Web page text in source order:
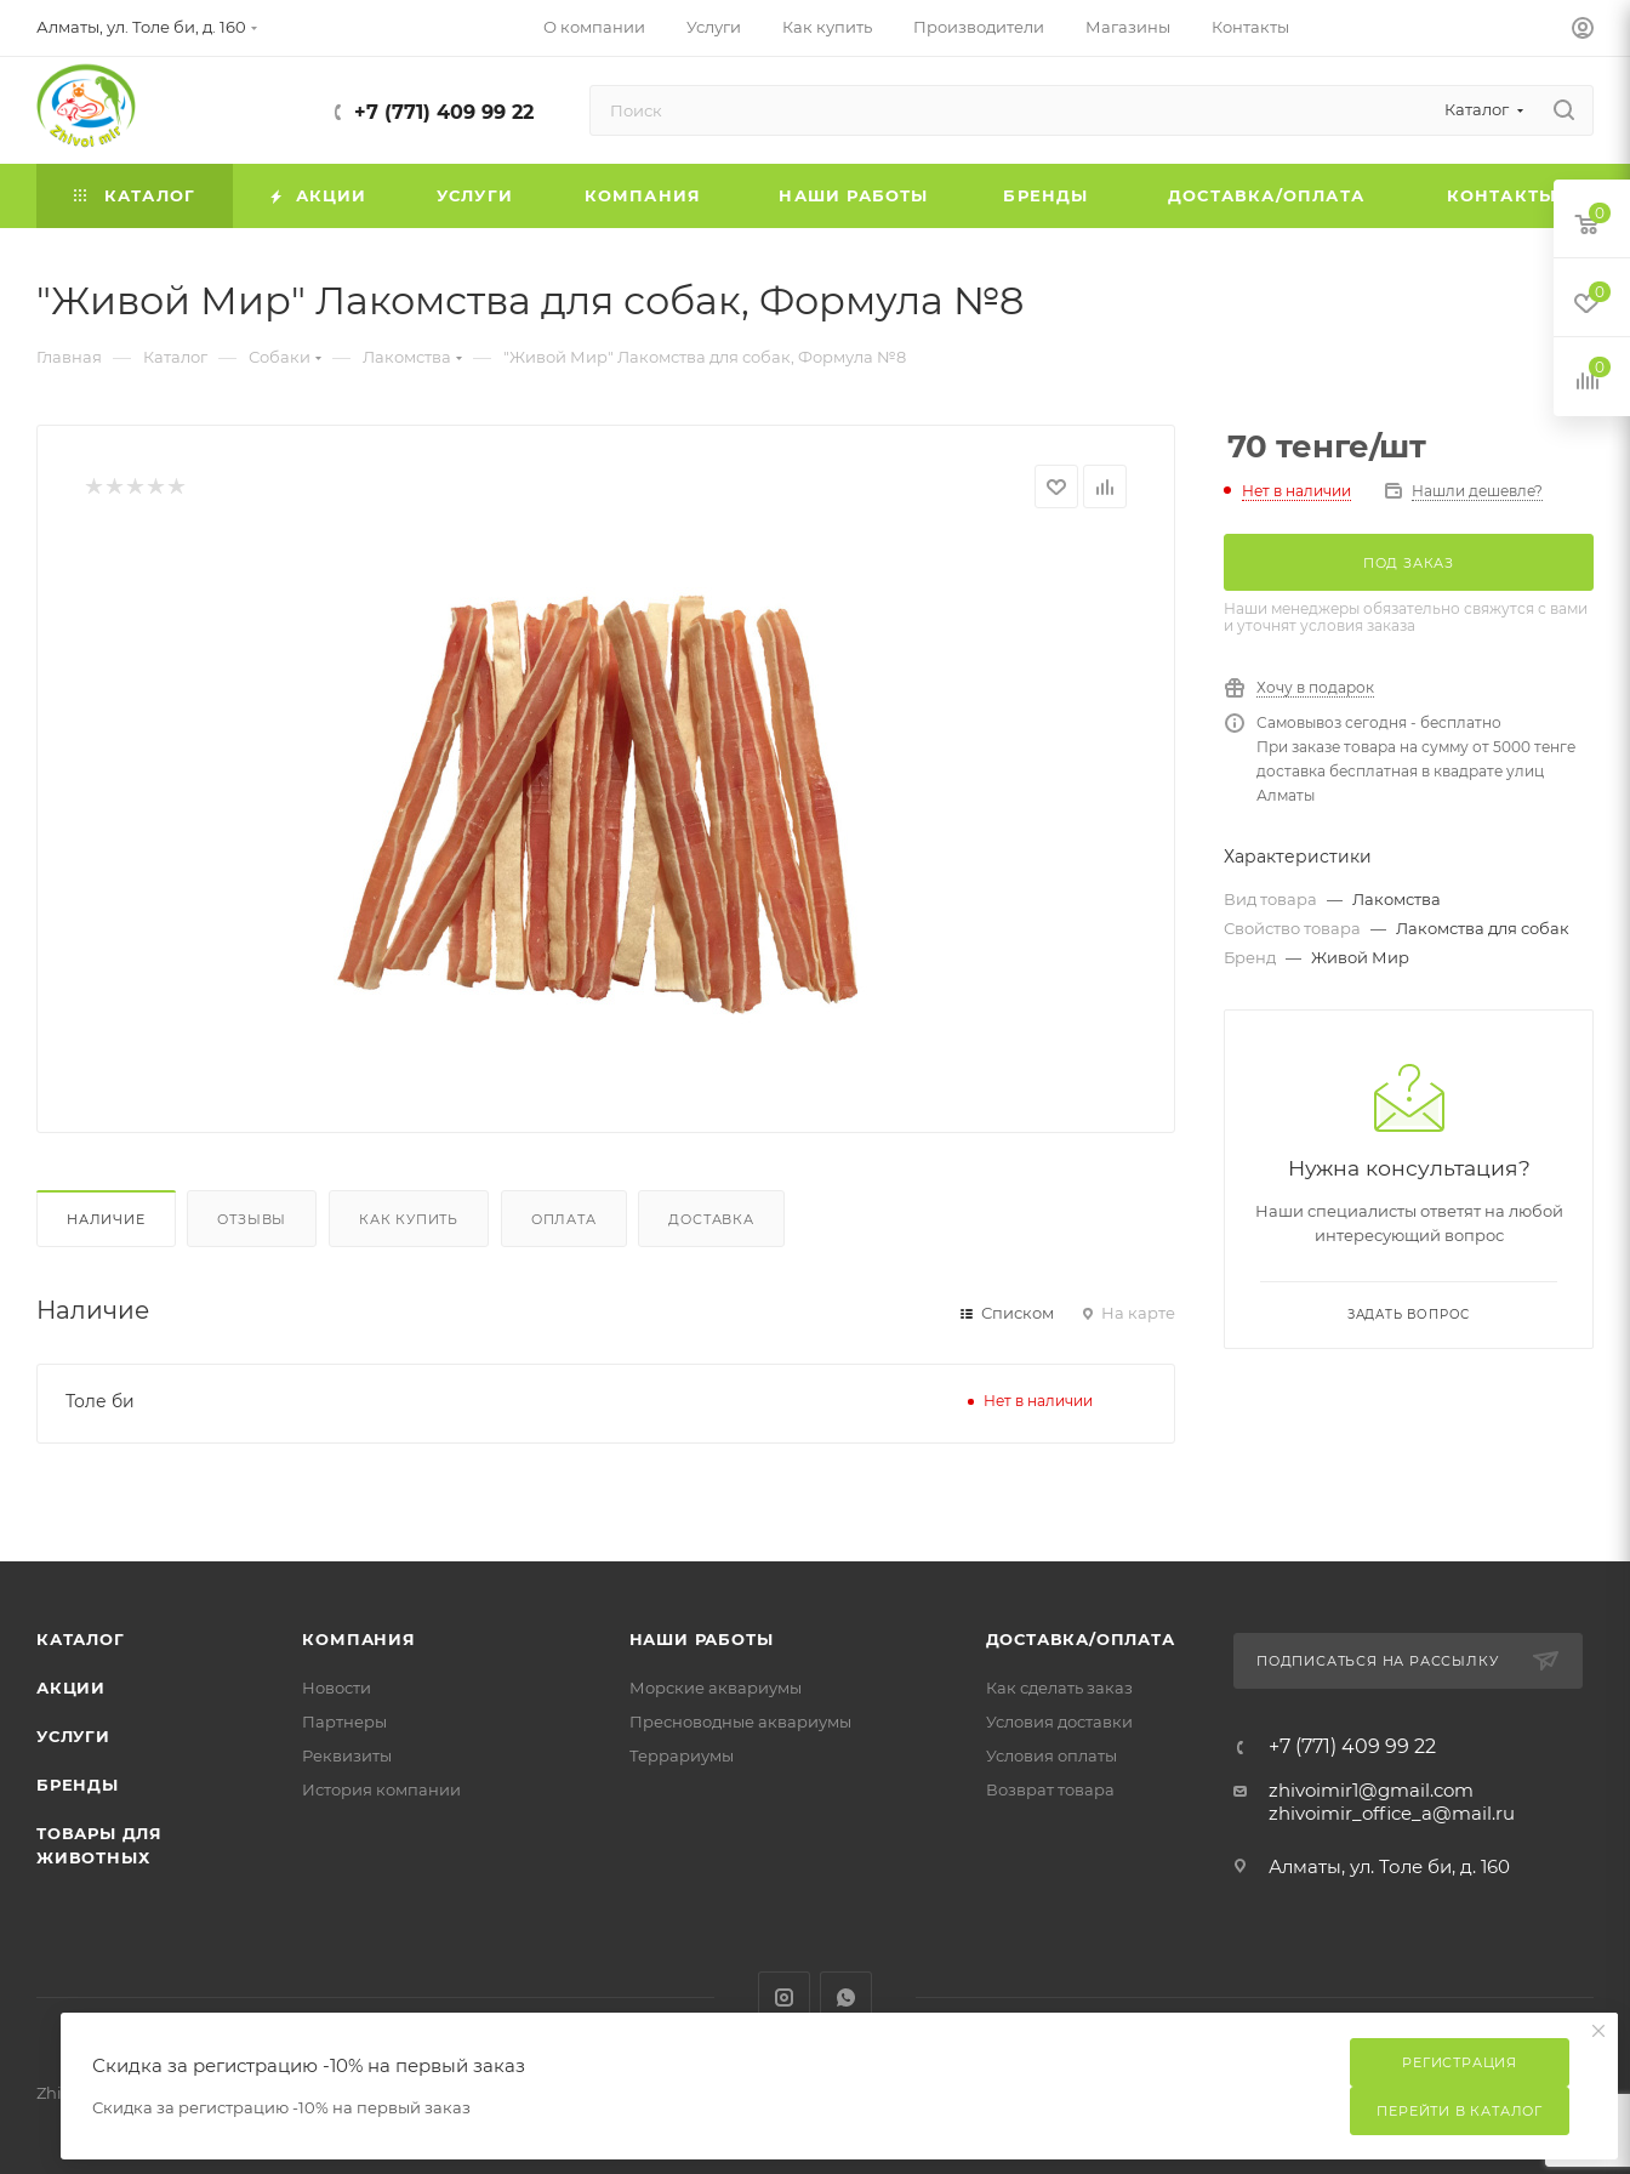
Алматы, ул. Толе би, д. 160 О компании Услуги Как купить Производители Магазины Контакты
+7 (771) 409 99 22 Каталог
КАТАЛОГ АКЦИИ УСЛУГИ КОМПАНИЯ НАШИ РАБОТЫ БРЕНДЫ ДОСТАВКА/ОПЛАТА КОНТАКТЫ
"Живой Мир" Лакомства для собак, Формула №8
Главная — Каталог — Собаки — Лакомства — "Живой Мир" Лакомства для собак, Формула №8
НАЛИЧИЕ ОТЗЫВЫ КАК КУПИТЬ ОПЛАТА ДОСТАВКА
Наличие Списком На карте
Толе би Нет в наличии
70 тенге/шт
Нет в наличии Нашли дешевле?
ПОД ЗАКАЗ
Наши менеджеры обязательно свяжутся с вами
и уточнят условия заказа
Хочу в подарок
Самовывоз сегодня - бесплатно
При заказе товара на сумму от 5000 тенге
доставка бесплатная в квадрате улиц
Алматы
Характеристики
Вид товара — Лакомства
Свойство товара — Лакомства для собак
Бренд — Живой Мир
Нужна консультация?
Наши специалисты ответят на любой
интересующий вопрос
ЗАДАТЬ ВОПРОС
КАТАЛОГ
АКЦИИ
УСЛУГИ
БРЕНДЫ
ТОВАРЫ ДЛЯ
ЖИВОТНЫХ
КОМПАНИЯ
Новости
Партнеры
Реквизиты
История компании
НАШИ РАБОТЫ
Морские аквариумы
Пресноводные аквариумы
Террариумы
ДОСТАВКА/ОПЛАТА
Как сделать заказ
Условия доставки
Условия оплаты
Возврат товара
ПОДПИСАТЬСЯ НА РАССЫЛКУ
+7 (771) 409 99 22
zhivoimir1@gmail.com
zhivoimir_office_a@mail.ru
Алматы, ул. Толе би, д. 160
Zhivoimir.kz 2026 © – Интернет-зоомагазин для питомцев и животных с доставкой товаров по Алматы и Казахстану
0
0
0
Скидка за регистрацию -10% на первый заказ
Скидка за регистрацию -10% на первый заказ
РЕГИСТРАЦИЯ
ПЕРЕЙТИ В КАТАЛОГ